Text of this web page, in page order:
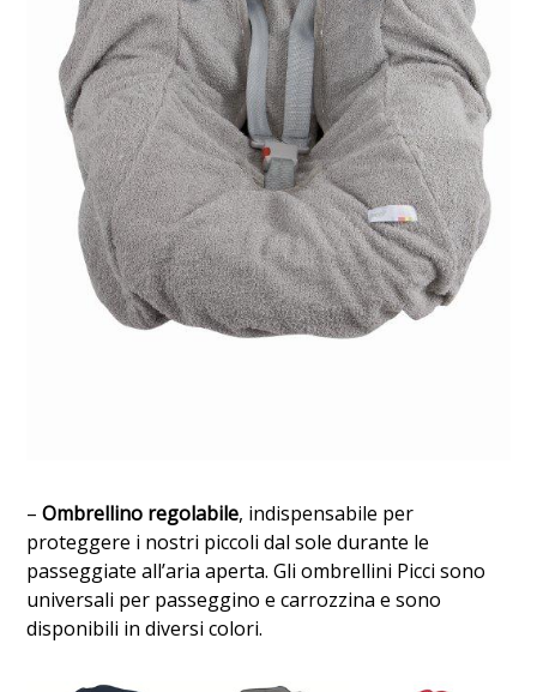
–Ombrellino regolabile, indispensabile per
proteggere i nostri piccoli dal sole durante le
passeggiate all’aria aperta. Gli ombrellini Picci sono
universali per passeggino e carrozzina e sono
disponibili in diversi colori.